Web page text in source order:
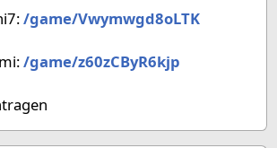
/game/Vwymwgd8oLTK
/game/z60zCByR6kjp